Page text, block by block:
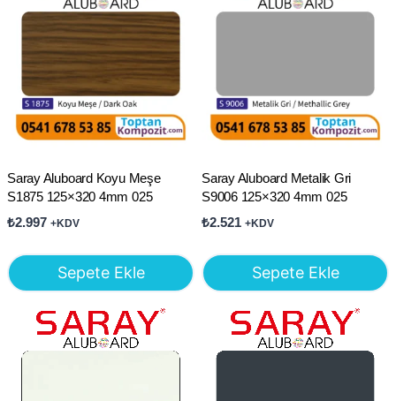
Saray Aluboard Koyu Meşe
S1875 125×320 4mm 025
₺2.997 +KDV
Sepete Ekle
Saray Aluboard Metalik Gri
S9006 125×320 4mm 025
₺2.521 +KDV
Sepete Ekle